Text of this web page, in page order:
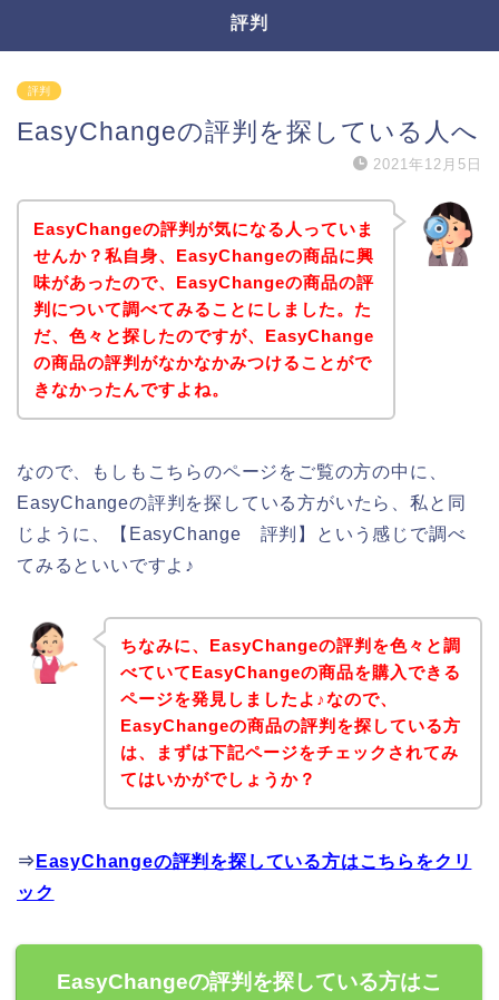
評判
評判
EasyChangeの評判を探している人へ
2021年12月5日
EasyChangeの評判が気になる人っていま
せんか？私自身、EasyChangeの商品に興
味があったので、EasyChangeの商品の評
判について調べてみることにしました。た
だ、色々と探したのですが、EasyChange
の商品の評判がなかなかみつけることがで
きなかったんですよね。
なので、もしもこちらのページをご覧の方の中に、
EasyChangeの評判を探している方がいたら、私と同
じように、【EasyChange 評判】という感じで調べ
てみるといいですよ♪
ちなみに、EasyChangeの評判を色々と調
べていてEasyChangeの商品を購入できる
ページを発見しましたよ♪なので、
EasyChangeの商品の評判を探している方
は、まずは下記ページをチェックされてみ
てはいかがでしょうか？
⇒ EasyChangeの評判を探している方はこちらをクリ
ック
EasyChangeの評判を探している方はこ